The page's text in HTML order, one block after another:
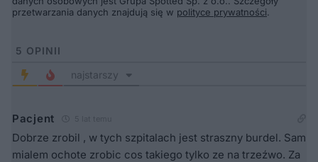
przetwarzania danych znajdują się w polityce prywatności.
5 OPINII
najstarszy
Pacjent
Dobrze zrobil , w tych szpitalach jest straszny burdel. Sam
mialem ochote zrobic cos takiego tylko ze na trzeźwo. Za